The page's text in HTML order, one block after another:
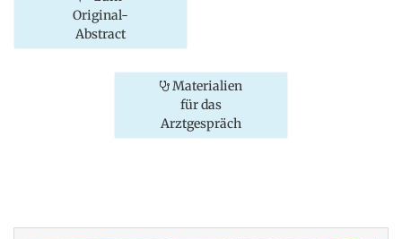
Original-
Abstract
Materialien
für das
Arztgespräch